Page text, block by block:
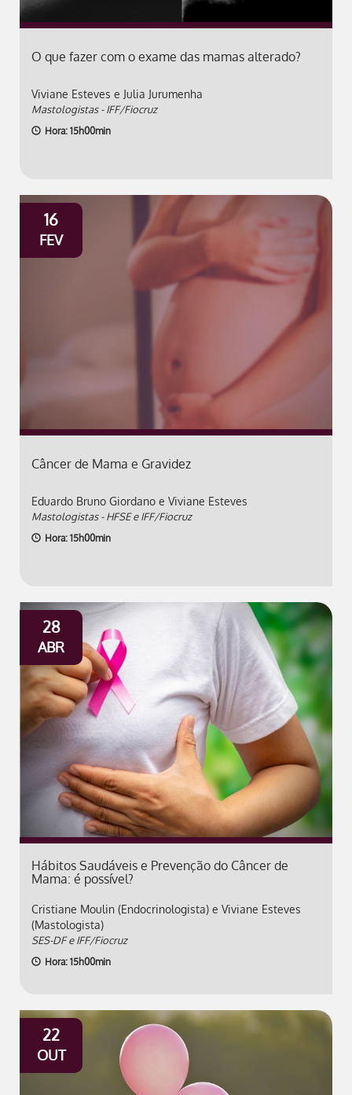
O que fazer com o exame das mamas alterado?
Viviane Esteves e Julia Jurumenha
Mastologistas - IFF/Fiocruz
Hora: 15h00min
16
FEV
Câncer de Mama e Gravidez
Eduardo Bruno Giordano e Viviane Esteves
Mastologistas - HFSE e IFF/Fiocruz
Hora: 15h00min
28
ABR
Hábitos Saudáveis e Prevenção do Câncer de
Mama: é possível?
Cristiane Moulin (Endocrinologista) e Viviane Esteves
(Mastologista)
SES-DF e IFF/Fiocruz
Hora: 15h00min
22
OUT